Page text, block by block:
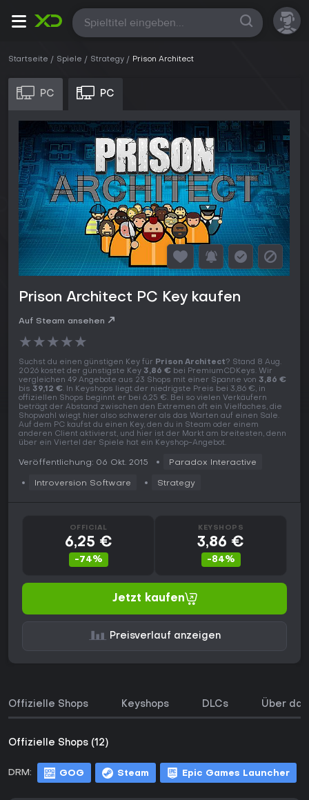
Alle
Startseite Spiele Strategy Prison Architect
PC PC
Prison Architect PC Key kaufen
Auf Steam ansehen
★★★★★
Suchst du einen günstigen Key für Prison Architect? Stand 8 Aug.
2026 kostet der günstigste Key 3,86 € bei PremiumCDKeys. Wir
vergleichen 49 Angebote aus 23 Shops mit einer Spanne von 3,86 €
bis 39,12 €. In Keyshops liegt der niedrigste Preis bei 3,86 €, in
offiziellen Shops beginnt er bei 6,25 €. Bei so vielen Verkäufern
beträgt der Abstand zwischen den Extremen oft ein Vielfaches, die
Shopwahl wiegt hier also schwerer als das Warten auf einen Sale.
Auf dem PC kaufst du einen Key, den du in Steam oder einem
anderen Client aktivierst, und hier ist der Markt am breitesten, denn
über ein Viertel der Spiele hat ein Keyshop-Angebot.
Veröffentlichung: 06 Okt. 2015 Paradox Interactive
Introversion Software Strategy
OFFICIAL
6,25 €
-74%
KEYSHOPS
3,86 €
-84%
Jetzt kaufen
Preisverlauf anzeigen
Offizielle Shops Keyshops DLCs Über
Offizielle Shops (12)
DRM: GOG Steam Epic Games Launcher